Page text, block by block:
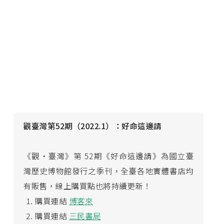
觀臺灣第52期（2022.1）：好命這邊請
《觀・臺灣》第 52期《好命這邊請》為國立臺
灣歷史博物館發行之季刊，全臺各地實體書店均
有販售，線上購買點也將持續更新！
購買連結 博客來
購買連結 三民書局